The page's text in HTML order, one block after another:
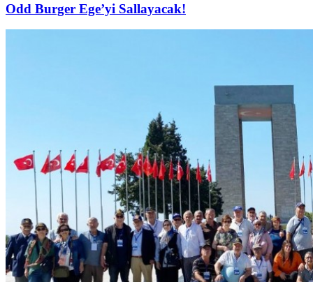
Odd Burger Ege’yi Sallayacak!